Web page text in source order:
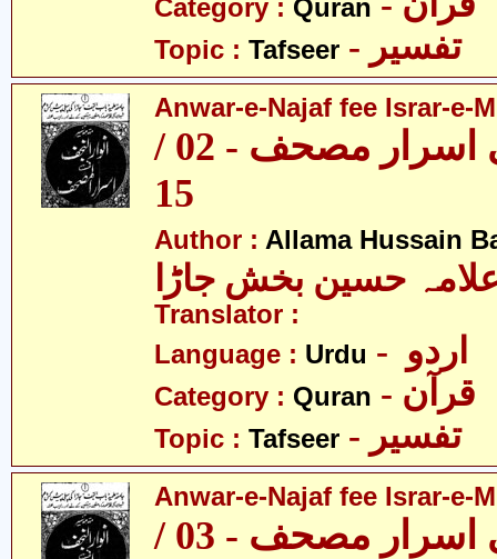
Category : Quran
Topic : Tafseer - تفسیر
Anwar-e-Najaf fee Israr-e-
انوارِ نجف فی اسرار مصحف - 02 /
15
Author : Allama Hussain
حسین بخش جاڑا
Translator :
Language : Urdu
Category : Quran - قرآن
Topic : Tafseer - تفسیر
Anwar-e-Najaf fee Israr-e-
انوارِ نجف فی اسرار مصحف - 03 /